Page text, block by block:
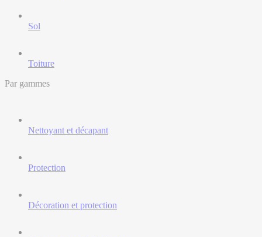
Sol
Toiture
Par gammes
Nettoyant et décapant
Protection
Décoration et protection